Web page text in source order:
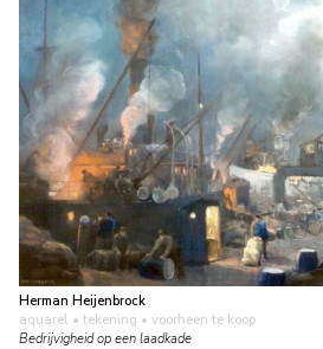
Herman Heijenbrock
aquarel • tekening • voorheen te koop
Bedrijvigheid op een laadkade